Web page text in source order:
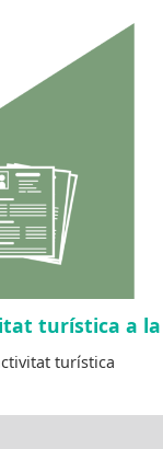
turística a la
turística